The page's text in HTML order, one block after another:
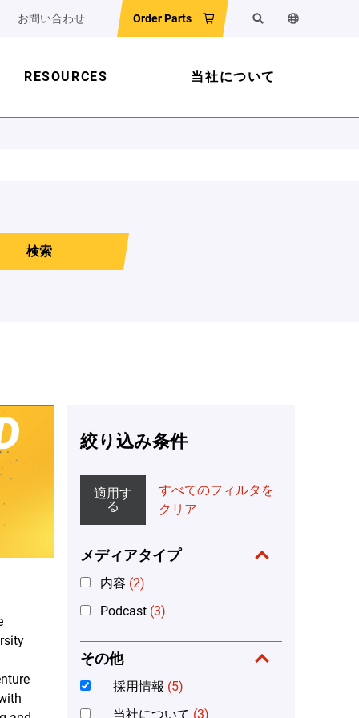
お問い合わせ Order Parts 検索 ウェブサイ
RESOURCES 当社について
検索
絞り込み条件
適用す
る
すべてのフィルタを
クリア
メディアタイプ
内容 (2)
Podcast (3)
その他
採用情報 (5)
当社について (3)